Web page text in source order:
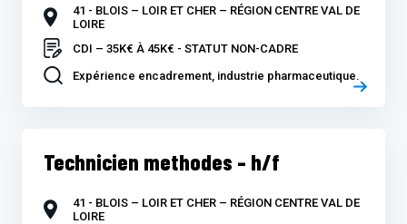
41 - BLOIS – LOIR ET CHER – RÉGION CENTRE VAL DE
LOIRE
CDI – 35K€ À 45K€ - STATUT NON-CADRE
Expérience encadrement, industrie pharmaceutique.
Technicien methodes – h/f
41 - BLOIS – LOIR ET CHER – RÉGION CENTRE VAL DE
LOIRE